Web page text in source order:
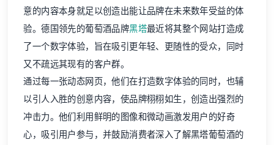
意的内容本身就足以创造出能让品牌在未来数年受益的体
验。德国领先的葡萄酒品牌黑塔最近将其整个网站打造成
了一个数字体验，旨在吸引更年轻、更随性的受众，同时
又不疏远其现有的客户群。
通过每一张动态网页，他们在打造数字体验的同时，也辅
以引人入胜的创意内容，使品牌栩栩如生，创造出强烈的
冲击力。他们利用鲜明的图像和微动画激发用户的好奇
心，吸引用户参与，并鼓励消费者深入了解黑塔葡萄酒的